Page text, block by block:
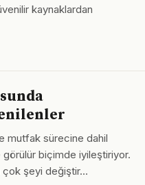
kaynaklardan
mutfak sürecine dahil
biçimde iyileştiriyor.
çok şeyi değiştir…